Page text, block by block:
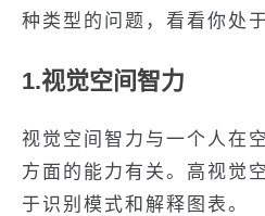
种类型的问题，看看你处
1.视觉空间智力
视觉空间智力与一个人在
方面的能力有关。高视觉
于识别模式和解释图表。